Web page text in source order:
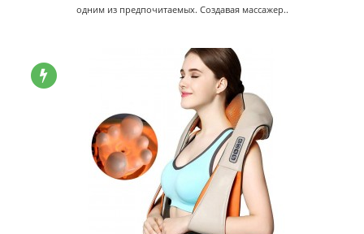
одним из предпочитаемых. Создавая массажер..